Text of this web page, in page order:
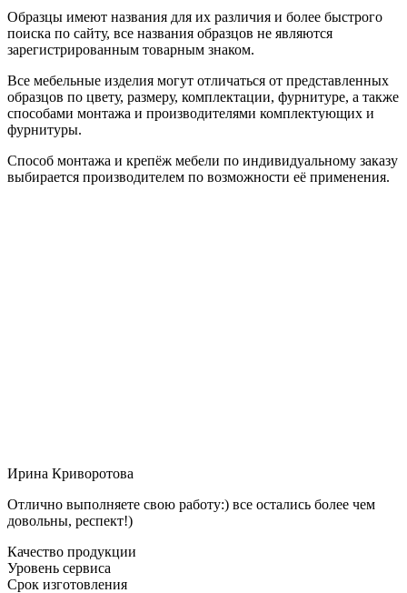
Образцы имеют названия для их различия и более быстрого
поиска по сайту, все названия образцов не являются
зарегистрированным товарным знаком.
Все мебельные изделия могут отличаться от представленных
образцов по цвету, размеру, комплектации, фурнитуре, а также
способами монтажа и производителями комплектующих и
фурнитуры.
Способ монтажа и крепёж мебели по индивидуальному заказу
выбирается производителем по возможности её применения.
Ирина Криворотова
Отлично выполняете свою работу:) все остались более чем
довольны, респект!)
Качество продукции
Уровень сервиса
Срок изготовления